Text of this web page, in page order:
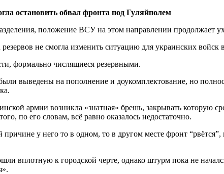
остановить обвал фронта под Гуляйполем
положение ВСУ на этом направлении продолжает
не смогла изменить ситуацию для украинских войск
формально числящиеся резервными.
выведены на пополнение и доукомплектование, но
армии возникла «знатная» брешь, закрывать которую
по его словам, всё равно оказалось недостаточно.
у него то в одном, то в другом месте фронт
вплотную к городской черте, однако штурм пока не